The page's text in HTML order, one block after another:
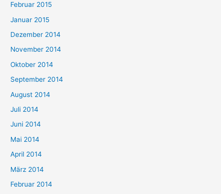
Februar 2015
Januar 2015
Dezember 2014
November 2014
Oktober 2014
September 2014
August 2014
Juli 2014
Juni 2014
Mai 2014
April 2014
März 2014
Februar 2014